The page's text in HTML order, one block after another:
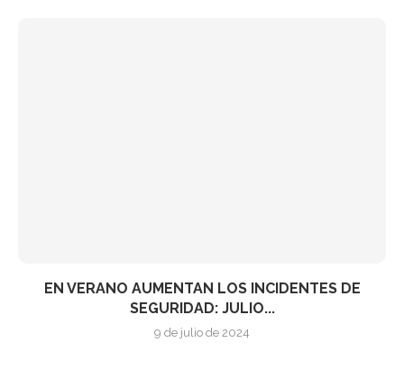
EN VERANO AUMENTAN LOS INCIDENTES DE
SEGURIDAD: JULIO...
9 de julio de 2024